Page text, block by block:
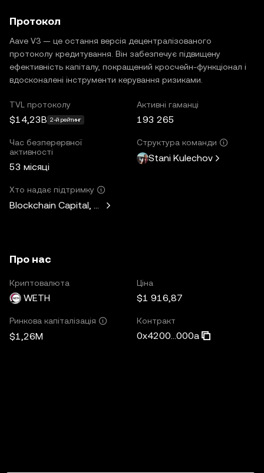
Протокол
Aave V3 — це остання версія децентралізованого
протоколу кредитування. Він забезпечує підвищену
ефективність капіталу, покращений кросчейн-функціонал і
вдосконалені інструменти керування ризиками.
TVL протоколу
$14,23B 2-й рейтинг
Активні гаманці
193 265
Час безперервної
активності
53 місяці
Структура команди
Stani Kulechov
Хто надає підтримку
Blockchain Capital, Standard Crypto, Blockchain.com
Про нас
Криптовалюта
WETH
Ціна
$1 916,87
Ринкова капіталізація
$1,26M
Контракт
0x4200...000a